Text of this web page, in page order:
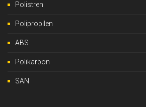
Polistren
Polipropilen
ABS
Polikarbon
SAN